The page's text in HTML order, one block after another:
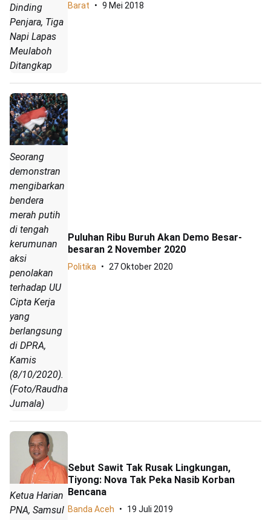
Dinding
Penjara, Tiga
Napi Lapas
Meulaboh
Ditangkap
Barat 9 Mei 2018
Seorang
demonstran
mengibarkan
bendera
merah putih
di tengah
kerumunan
aksi
penolakan
terhadap UU
Cipta Kerja
yang
berlangsung
di DPRA,
Kamis
(8/10/2020).
(Foto/Raudhatul
Jumala)
Puluhan Ribu Buruh Akan Demo Besar-
besaran 2 November 2020
Politika 27 Oktober 2020
Ketua Harian
PNA, Samsul
Sebut Sawit Tak Rusak Lingkungan,
Tiyong: Nova Tak Peka Nasib Korban
Bencana
Banda Aceh 19 Juli 2019